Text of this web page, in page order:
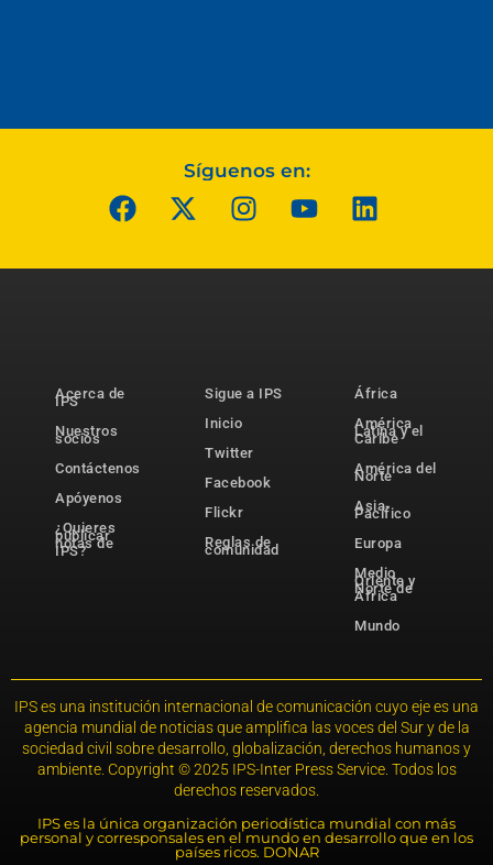
Síguenos en:
Acerca de
IPS
Nuestros
socios
Contáctenos
Apóyenos
¿Quieres
publicar
notas de
IPS?
Sigue a IPS
Inicio
Twitter
Facebook
Flickr
Reglas de
comunidad
África
América
Latina y el
Caribe
América del
Norte
Asia-
Pacífico
Europa
Medio
Oriente y
Norte de
África
Mundo
IPS es una institución internacional de comunicación cuyo eje es una
agencia mundial de noticias que amplifica las voces del Sur y de la
sociedad civil sobre desarrollo, globalización, derechos humanos y
ambiente. Copyright © 2025 IPS-Inter Press Service. Todos los
derechos reservados.
IPS es la única organización periodística mundial con más
personal y corresponsales en el mundo en desarrollo que en los
países ricos. DONAR